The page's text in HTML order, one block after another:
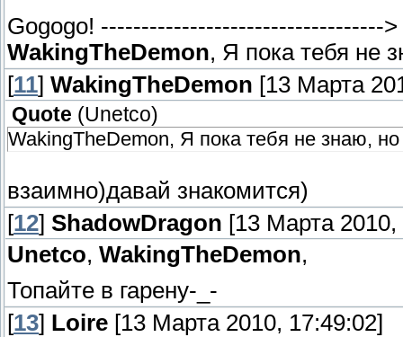
Gogogo! ----------------------------------->
WakingTheDemon, Я пока тебя не
[11] WakingTheDemon [13 Марта
Quote (Unetco)
WakingTheDemon, Я пока тебя не знаю,
взаимно)давай знакомится)
[12] ShadowDragon [13 Марта
Unetco, WakingTheDemon,
Топайте в гарену-_-
[13] Loire [13 Марта 2010, 17:49:02]